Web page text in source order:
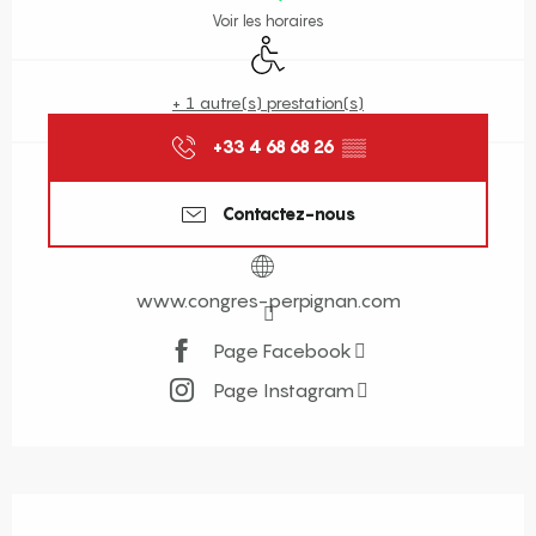
Voir les horaires
Accès handicapés
+ 1 autre(s) prestation(s)
+33 4 68 68 26 ▒▒
Contactez-nous
www.congres-perpignan.com
Page Facebook
Page Instagram